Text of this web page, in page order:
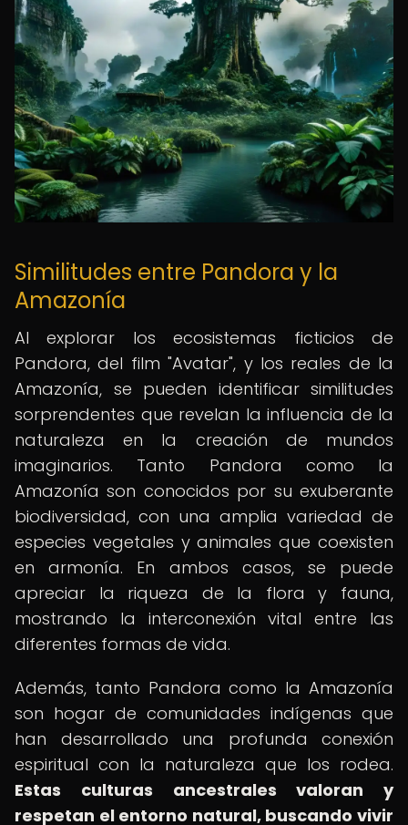
Similitudes entre Pandora y la
Amazonía
Al explorar los ecosistemas ficticios de
Pandora, del film "Avatar", y los reales de la
Amazonía, se pueden identificar similitudes
sorprendentes que revelan la influencia de la
naturaleza en la creación de mundos
imaginarios. Tanto Pandora como la
Amazonía son conocidos por su exuberante
biodiversidad, con una amplia variedad de
especies vegetales y animales que coexisten
en armonía. En ambos casos, se puede
apreciar la riqueza de la flora y fauna,
mostrando la interconexión vital entre las
diferentes formas de vida.
Además, tanto Pandora como la Amazonía
son hogar de comunidades indígenas que
han desarrollado una profunda conexión
espiritual con la naturaleza que los rodea.
Estas culturas ancestrales valoran y
respetan el entorno natural, buscando vivir